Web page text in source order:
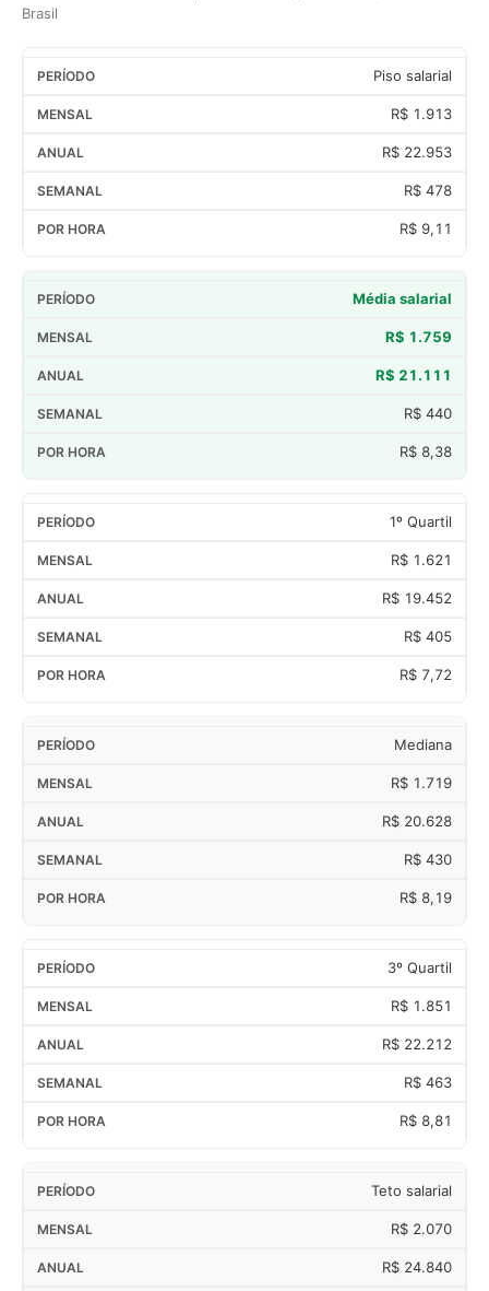
Brasil
Piso salarial
R$ 1.913
R$ 22.953
R$ 478
R$ 9,11
Média salarial
R$ 1.759
R$ 21.111
R$ 440
R$ 8,38
1º Quartil
R$ 1.621
R$ 19.452
R$ 405
R$ 7,72
Mediana
R$ 1.719
R$ 20.628
R$ 430
R$ 8,19
3º Quartil
R$ 1.851
R$ 22.212
R$ 463
R$ 8,81
Teto salarial
R$ 2.070
R$ 24.840